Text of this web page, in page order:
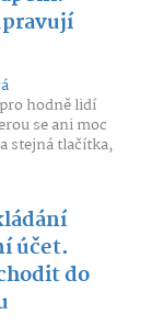
hodně lidí
se ani moc
stejná tlačítka,
účet.
do